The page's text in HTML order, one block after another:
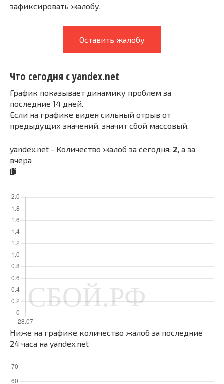
зафиксировать жалобу.
Оставить жалобу
Что сегодня с yandex.net
График показывает динамику проблем за
последние 14 дней.
Если на графике виден сильный отрыв от
предыдущих значений, значит сбой массовый.
yandex.net - Количество жалоб за сегодня: 2 , а за
вчера
Ниже на графике количество жалоб за последние
24 часа на yandex.net